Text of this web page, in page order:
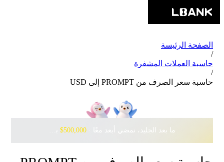
الصفحة الرئيسة
/
حاسبة العملات المشفرة
/
حاسبة سعر الصرف من PROMPT إلى USD
ما بعد الجليد، نمضي أبعد معًا · ‎ $500,000بانتظارك مع Pudgy Penguins